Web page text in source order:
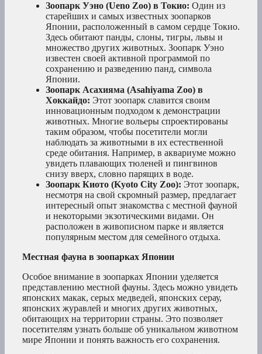
Зоопарк Уэно (Ueno Zoo) в Токио: Один из
старейших и самых известных зоопарков
Японии, расположенный в самом сердце Токио.
Здесь обитают панды, слоны, тигры, львы и
множество других животных. Зоопарк Уэно
известен своей активной программой по
сохранению и разведению панд, символа
Японии.
Зоопарк Асахияма (Asahiyama Zoo) в
Хоккайдо: Этот зоопарк славится своим
инновационным подходом к демонстрации
животных. Многие вольеры спроектированы
таким образом, чтобы посетители могли
наблюдать за животными в их естественной
среде обитания. Например, в аквариуме можно
увидеть плавающих тюленей и пингвинов
снизу вверх, словно парящих в воде.
Зоопарк Киото (Kyoto City Zoo): Этот зоопарк,
несмотря на свой скромный размер, предлагает
интересный опыт знакомства с местной фауной
и некоторыми экзотическими видами. Он
расположен в живописном парке и является
популярным местом для семейного отдыха.
Местная фауна в зоопарках Японии
Особое внимание в зоопарках Японии уделяется
представлению местной фауны. Здесь можно увидеть
японских макак, серых медведей, японских серау,
японских журавлей и многих других животных,
обитающих на территории страны. Это позволяет
посетителям узнать больше об уникальном животном
мире Японии и понять важность его сохранения.